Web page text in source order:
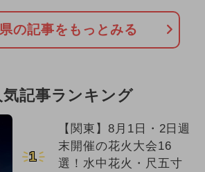
の記事をもっとみる
記事ランキング
1
【関東】8月1日・2日週
末開催の花火大会16
選！水中花火・尺五寸